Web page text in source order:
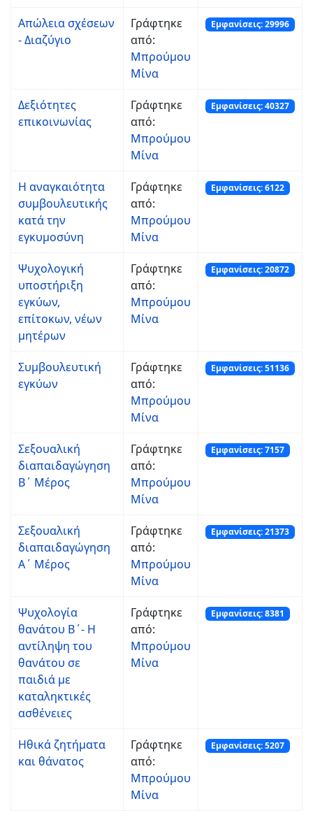
Απώλεια σχέσεων
- Διαζύγιο
Γράφτηκε
από:
Μπρούμου
Μίνα
Εμφανίσεις: 29996
Δεξιότητες
επικοινωνίας
Γράφτηκε
από:
Μπρούμου
Μίνα
Εμφανίσεις: 40327
Η αναγκαιότητα
συμβουλευτικής
κατά την
εγκυμοσύνη
Γράφτηκε
από:
Μπρούμου
Μίνα
Εμφανίσεις: 6122
Ψυχολογική
υποστήριξη
εγκύων,
επίτοκων, νέων
μητέρων
Γράφτηκε
από:
Μπρούμου
Μίνα
Εμφανίσεις: 20872
Συμβουλευτική
εγκύων
Γράφτηκε
από:
Μπρούμου
Μίνα
Εμφανίσεις: 51136
Σεξουαλική
διαπαιδαγώγηση
Β΄ Μέρος
Γράφτηκε
από:
Μπρούμου
Μίνα
Εμφανίσεις: 7157
Σεξουαλική
διαπαιδαγώγηση
Α΄ Μέρος
Γράφτηκε
από:
Μπρούμου
Μίνα
Εμφανίσεις: 21373
Ψυχολογία
θανάτου Β΄- Η
αντίληψη του
θανάτου σε
παιδιά με
καταληκτικές
ασθένειες
Γράφτηκε
από:
Μπρούμου
Μίνα
Εμφανίσεις: 8381
Ηθικά ζητήματα
και θάνατος
Γράφτηκε
από:
Μπρούμου
Μίνα
Εμφανίσεις: 5207